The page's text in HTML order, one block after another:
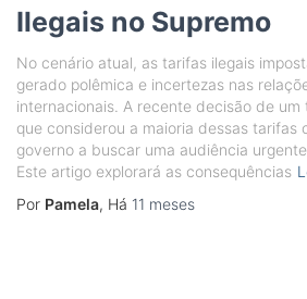
Ilegais no Supremo
No cenário atual, as tarifas ilegais
gerado polêmica e incertezas nas
internacionais. A recente decisão de
que considerou a maioria dessas tarifas
governo a buscar uma audiência
Este artigo explorará as consequências
Por Pamela, Há 11 meses